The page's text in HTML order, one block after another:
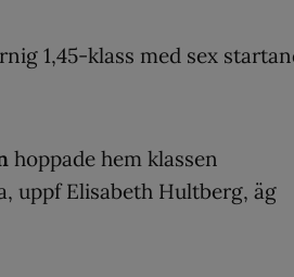
1,45-klass med sex
hoppade hem klassen
uppf Elisabeth Hultberg, äg